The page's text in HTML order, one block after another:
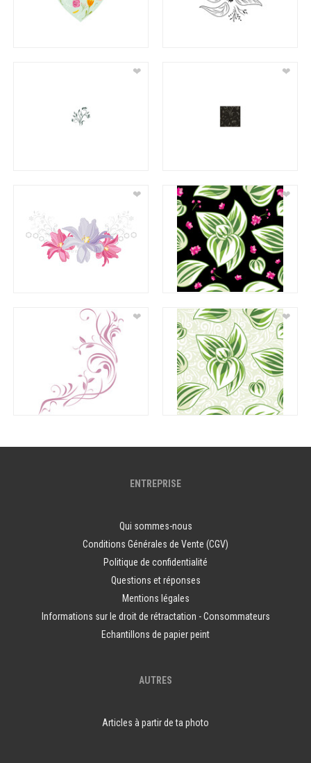
❤ ❤
❤ ❤
❤ ❤
ENTREPRISE
Qui sommes-nous
Conditions Générales de Vente (CGV)
Politique de confidentialité
Questions et réponses
Mentions légales
Informations sur le droit de rétractation - Consommateurs
Echantillons de papier peint
AUTRES
Articles à partir de ta photo